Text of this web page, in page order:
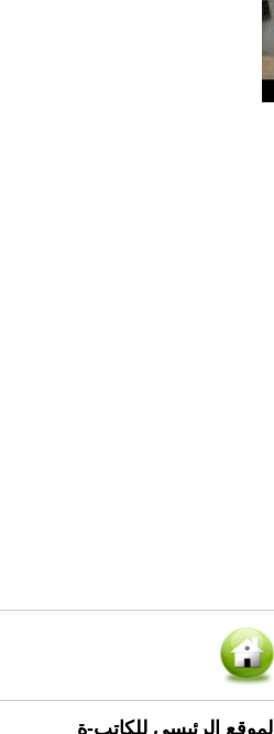
الموقع الرئيسي للكاتب-ة